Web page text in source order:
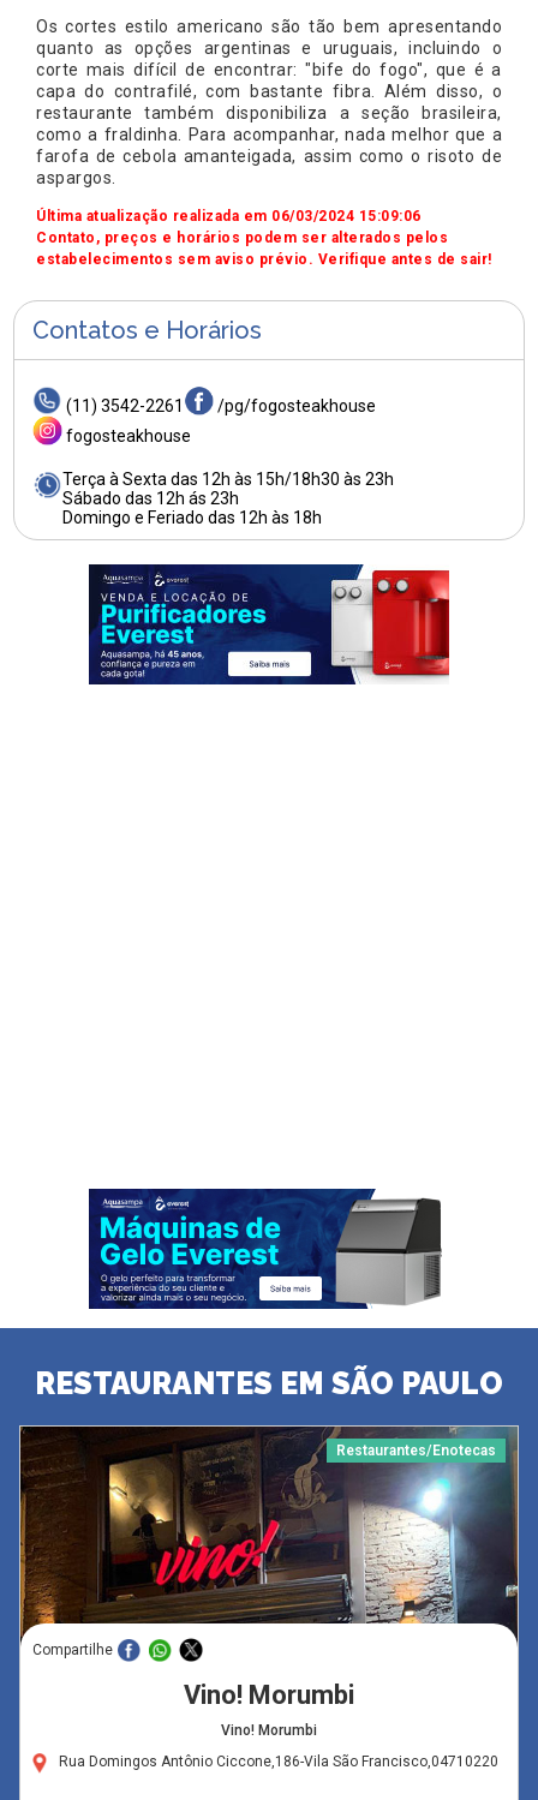
Os cortes estilo americano são tão bem apresentando
quanto as opções argentinas e uruguais, incluindo o
corte mais difícil de encontrar: "bife do fogo", que é a
capa do contrafilé, com bastante fibra. Além disso, o
restaurante também disponibiliza a seção brasileira,
como a fraldinha. Para acompanhar, nada melhor que a
farofa de cebola amanteigada, assim como o risoto de
aspargos.
Última atualização realizada em 06/03/2024 15:09:06
Contato, preços e horários podem ser alterados pelos
estabelecimentos sem aviso prévio. Verifique antes de sair!
Contatos e Horários
(11) 3542-2261
/pg/fogosteakhouse
fogosteakhouse
Terça à Sexta das 12h às 15h/18h30 às 23h
Sábado das 12h ás 23h
Domingo e Feriado das 12h às 18h
RESTAURANTES EM SÃO PAULO
Restaurantes/Enotecas
Compartilhe
Vino! Morumbi
Vino! Morumbi
Rua Domingos Antônio Ciccone,186-Vila São Francisco,04710220